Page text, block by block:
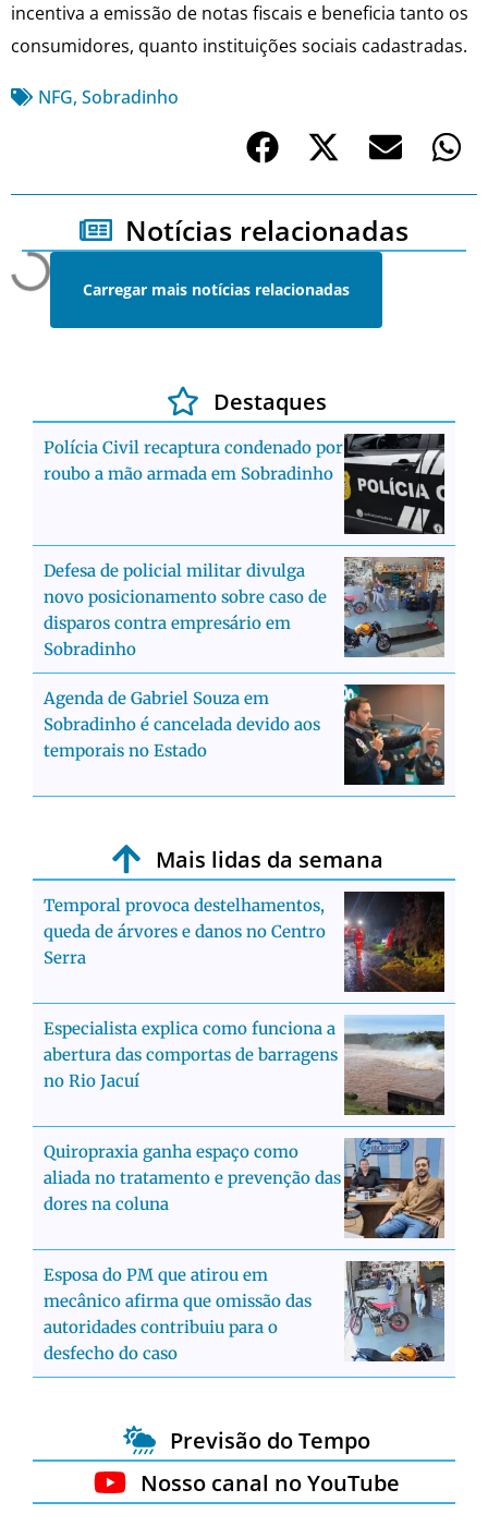
incentiva a emissão de notas fiscais e beneficia tanto os
consumidores, quanto instituições sociais cadastradas.
NFG, Sobradinho
Notícias relacionadas
Carregar mais notícias relacionadas
Destaques
Polícia Civil recaptura condenado por
roubo a mão armada em Sobradinho
Defesa de policial militar divulga
novo posicionamento sobre caso de
disparos contra empresário em
Sobradinho
Agenda de Gabriel Souza em
Sobradinho é cancelada devido aos
temporais no Estado
Mais lidas da semana
Temporal provoca destelhamentos,
queda de árvores e danos no Centro
Serra
Especialista explica como funciona a
abertura das comportas de barragens
no Rio Jacuí
Quiropraxia ganha espaço como
aliada no tratamento e prevenção das
dores na coluna
Esposa do PM que atirou em
mecânico afirma que omissão das
autoridades contribuiu para o
desfecho do caso
Previsão do Tempo
Nosso canal no YouTube